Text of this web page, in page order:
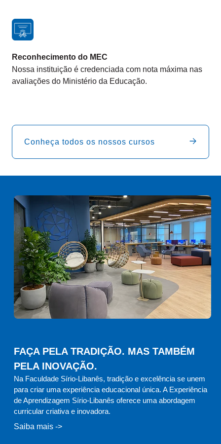
Reconhecimento do MEC
Nossa instituição é credenciada com nota máxima nas
avaliações do Ministério da Educação.
Conheça todos os nossos cursos
FAÇA PELA TRADIÇÃO. MAS TAMBÉM
PELA INOVAÇÃO.
Na Faculdade Sírio-Libanês, tradição e excelência se unem
para criar uma experiência educacional única. A Experiência
de Aprendizagem Sírio-Libanês oferece uma abordagem
curricular criativa e inovadora.